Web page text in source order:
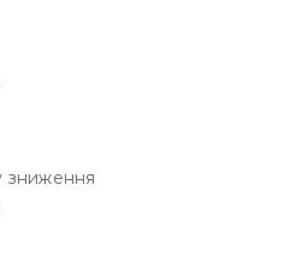
зниження